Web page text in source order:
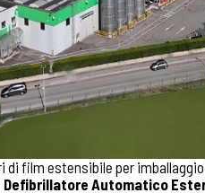
di film estensibile per
Defibrillatore Automatico